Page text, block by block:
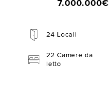
7.000.000€
24 Locali
22 Camere da
letto